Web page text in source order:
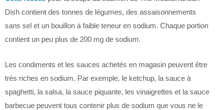
Dish contient des tonnes de légumes, des assaisonnements
sans sel et un bouillon à faible teneur en sodium. Chaque portion
contient un peu plus de 200 mg de sodium.
Les condiments et les sauces achetés en magasin peuvent être
très riches en sodium. Par exemple, le ketchup, la sauce à
spaghetti, la salsa, la sauce piquante, les vinaigrettes et la sauce
barbecue peuvent tous contenir plus de sodium que vous ne le